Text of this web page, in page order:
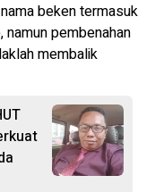
beken termasuk
pembenahan
membalik